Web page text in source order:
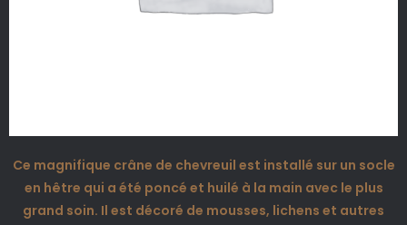
Ce magnifique crâne de chevreuil est installé sur un socle
en hêtre qui a été poncé et huilé à la main avec le plus
grand soin. Il est décoré de mousses, lichens et autres